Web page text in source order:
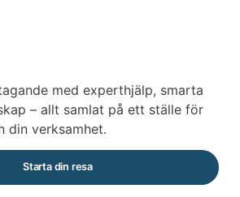
med experthjälp, smarta
– allt samlat på ett ställe för
din verksamhet.
Starta din resa